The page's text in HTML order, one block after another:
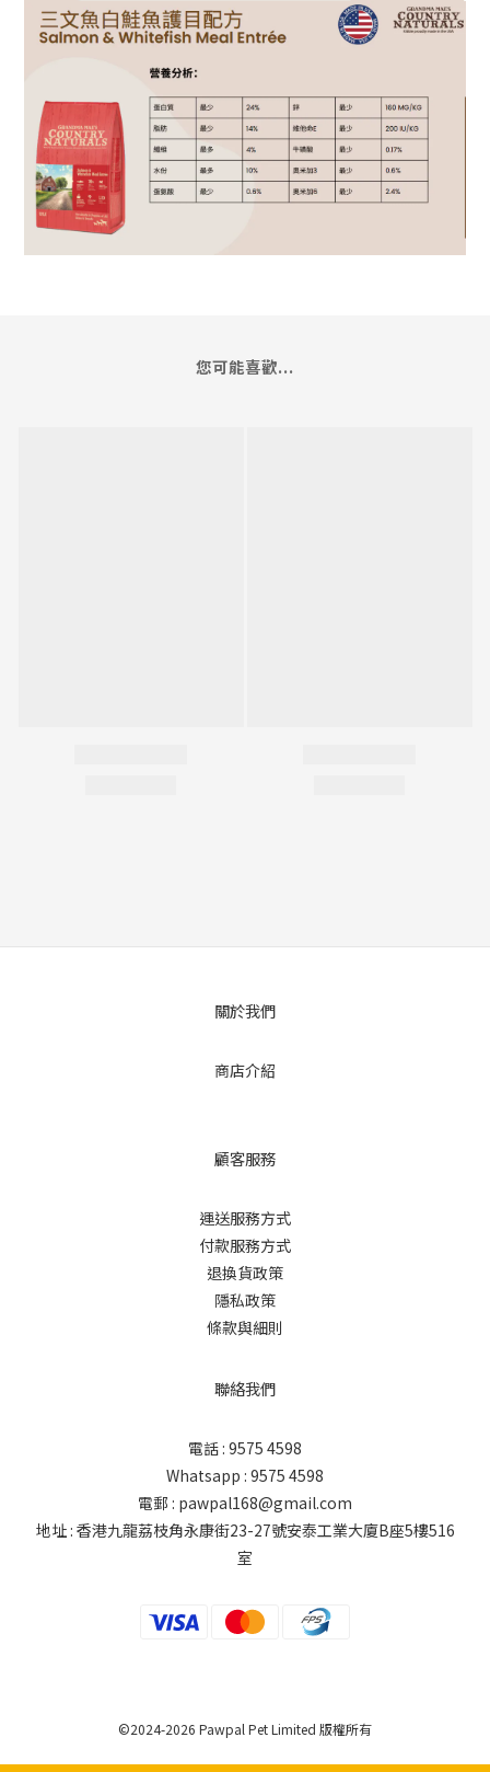
您可能喜歡...
關於我們
商店介紹
顧客服務
運送服務方式
付款服務方式
退換貨政策
隱私政策
條款與細則
聯絡我們
電話 : 9575 4598
Whatsapp : 9575 4598
電郵 : pawpal168@gmail.com
地址 : 香港九龍荔枝角永康街23-27號安泰工業大廈B座5樓516
室
©2024-2026 Pawpal Pet Limited 版權所有